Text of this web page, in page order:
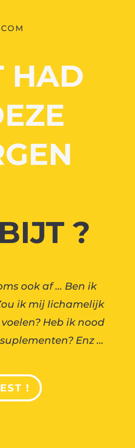
HAD
?
ook af … Ben ik
ik mij lichamelijk
Heb ik nood
Enz …
!